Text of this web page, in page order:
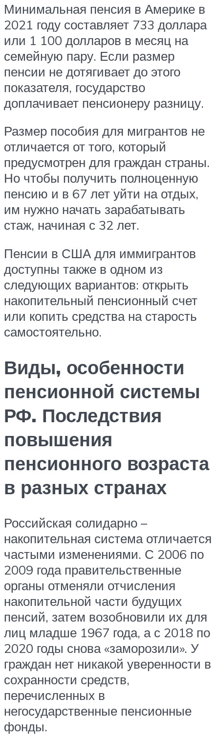
Минимальная пенсия в Америке в
2021 году составляет 733 доллара
или 1 100 долларов в месяц на
семейную пару. Если размер
пенсии не дотягивает до этого
показателя, государство
доплачивает пенсионеру разницу.
Размер пособия для мигрантов не
отличается от того, который
предусмотрен для граждан страны.
Но чтобы получить полноценную
пенсию и в 67 лет уйти на отдых,
им нужно начать зарабатывать
стаж, начиная с 32 лет.
Пенсии в США для иммигрантов
доступны также в одном из
следующих вариантов: открыть
накопительный пенсионный счет
или копить средства на старость
самостоятельно.
Виды, особенности
пенсионной системы
РФ. Последствия
повышения
пенсионного возраста
в разных странах
Российская солидарно –
накопительная система отличается
частыми изменениями. С 2006 по
2009 года правительственные
органы отменяли отчисления
накопительной части будущих
пенсий, затем возобновили их для
лиц младше 1967 года, а с 2018 по
2020 годы снова «заморозили». У
граждан нет никакой уверенности в
сохранности средств,
перечисленных в
негосударственные пенсионные
фонды.